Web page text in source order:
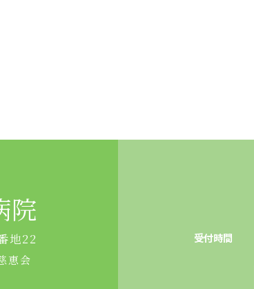
院
地22
恵会
受付時間